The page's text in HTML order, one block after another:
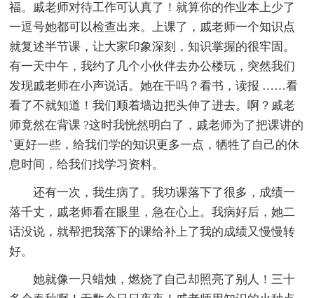
福。戚老师对待工作可认真了！就算你的作业本上少了
一逗号她都可以检查出来。上课了，戚老师一个知识点
就复述半节课，让大家印象深刻，知识掌握的很牢固。
有一天中午，我约了几个小伙伴去办公楼玩，突然我们
发现戚老师在小声说话。她在干吗？看书，读报 ……看
看了不就知道！我们顺着墙边把头伸了进去。啊？戚老
师竟然在背课 ?这时我恍然明白了，戚老师为了把课讲的
`更好一些，给我们学的知识更多一点，牺牲了自己的休
息时间，给我们找学习资料。
还有一次，我生病了。我功课落下了很多，成绩一
落千丈，戚老师看在眼里，急在心上。我病好后，她二
话没说，就帮把我落下的课给补上了我的成绩又慢慢转
好。
她就像一只蜡烛，燃烧了自己却照亮了别人！三十